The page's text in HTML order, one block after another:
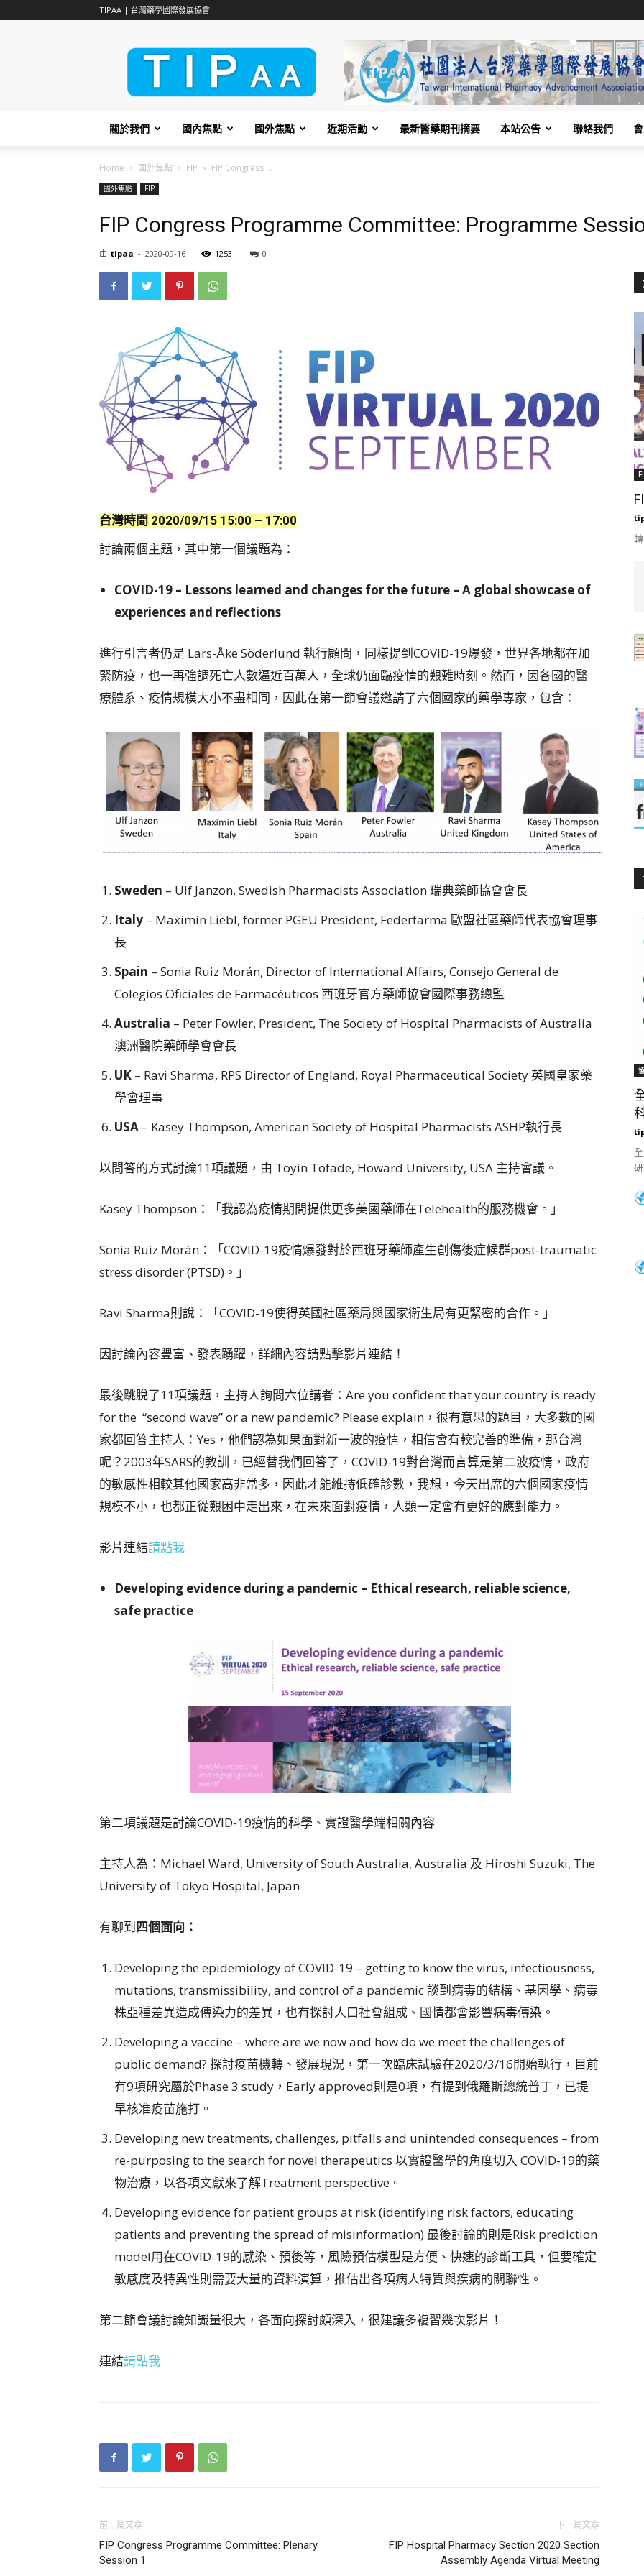
TIPAA | 台灣藥學國際發展協會
TIPAA
關於我們 國內焦點 國外焦點 近期活動 最新醫藥期刊摘要 本站公告 聯絡我們
Home 國外焦點 FIP FIP Congress ...
國外焦點 FIP
FIP Congress Programme Committee: Programme
由 tipaa - 2020-09-16 1253 0
台灣時間 2020/09/15 15:00 – 17:00
討論兩個主題，其中第一個議題為：
COVID-19 – Lessons learned and changes for the future – A global showcase of
experiences and reflections
進行引言者仍是 Lars-Åke Söderlund 執行顧問，同樣提到COVID-19爆發，世界各地都在加
緊防疫，也一再強調死亡人數逼近百萬人，全球仍面臨疫情的艱難時刻。然而，因各國的醫
療體系、疫情規模大小不盡相同，因此在第一節會議邀請了六個國家的藥學專家，包含：
Sweden – Ulf Janzon, Swedish Pharmacists Association 瑞典藥師協會會長
Italy – Maximin Liebl, former PGEU President, Federfarma 歐盟社區藥師代表協會理事
長
Spain – Sonia Ruiz Morán, Director of International Affairs, Consejo General de
Colegios Oficiales de Farmacéuticos 西班牙官方藥師協會國際事務總監
Australia – Peter Fowler, President, The Society of Hospital Pharmacists of Australia
澳洲醫院藥師學會會長
UK – Ravi Sharma, RPS Director of England, Royal Pharmaceutical Society 英國皇家藥
學會理事
USA – Kasey Thompson, American Society of Hospital Pharmacists ASHP執行長
以問答的方式討論11項議題，由 Toyin Tofade, Howard University, USA 主持會議。
Kasey Thompson：「我認為疫情期間提供更多美國藥師在Telehealth的服務機會。」
Sonia Ruiz Morán：「COVID-19疫情爆發對於西班牙藥師產生創傷後症候群post-traumatic
stress disorder (PTSD)。」
Ravi Sharma則說：「COVID-19使得英國社區藥局與國家衛生局有更緊密的合作。」
因討論內容豐富、發表踴躍，詳細內容請點擊影片連結！
最後跳脫了11項議題，主持人詢問六位講者：Are you confident that your country is ready
for the “second wave” or a new pandemic? Please explain，很有意思的題目，大多數的國
家都回答主持人：Yes，他們認為如果面對新一波的疫情，相信會有較完善的準備，那台灣
呢？2003年SARS的教訓，已經替我們回答了，COVID-19對台灣而言算是第二波疫情，政府
的敏感性相較其他國家高非常多，因此才能維持低確診數，我想，今天出席的六個國家疫情
規模不小，也都正從艱困中走出來，在未來面對疫情，人類一定會有更好的應對能力。
影片連結請點我
Developing evidence during a pandemic – Ethical research, reliable science,
safe practice
第二項議題是討論COVID-19疫情的科學、實證醫學端相關內容
主持人為：Michael Ward, University of South Australia, Australia 及 Hiroshi Suzuki, The
University of Tokyo Hospital, Japan
有聊到四個面向：
Developing the epidemiology of COVID-19 – getting to know the virus, infectiousness,
mutations, transmissibility, and control of a pandemic 談到病毒的結構、基因學、病毒
株亞種差異造成傳染力的差異，也有探討人口社會組成、國情都會影響病毒傳染。
Developing a vaccine – where are we now and how do we meet the challenges of
public demand? 探討疫苗機轉、發展現況，第一次臨床試驗在2020/3/16開始執行，目前
有9項研究屬於Phase 3 study，Early approved則是0項，有提到俄羅斯總統普丁，已提
早核准疫苗施打。
Developing new treatments, challenges, pitfalls and unintended consequences – from
re-purposing to the search for novel therapeutics 以實證醫學的角度切入 COVID-19的藥
物治療，以各項文獻來了解Treatment perspective。
Developing evidence for patient groups at risk (identifying risk factors, educating
patients and preventing the spread of misinformation) 最後討論的則是Risk prediction
model用在COVID-19的感染、預後等，風險預估模型是方便、快速的診斷工具，但要確定
敏感度及特異性則需要大量的資料演算，推估出各項病人特質與疾病的關聯性。
第二節會議討論知識量很大，各面向探討頗深入，很建議多複習幾次影片！
連結請點我
前一篇文章
FIP Congress Programme Committee: Plenary
Session 1
下一篇文章
FIP Hospital Pharmacy Section 2020 Section
Assembly Agenda Virtual Meeting